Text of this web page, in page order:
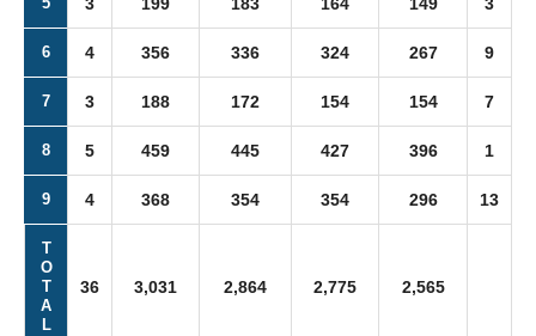
6 4 356 336 324 267 9
7 3 188 172 154 154 7
8 5 459 445 427 396 1
9 4 368 354 354 296 13
T
O
T
A
L
36 3,031 2,864 2,775 2,565